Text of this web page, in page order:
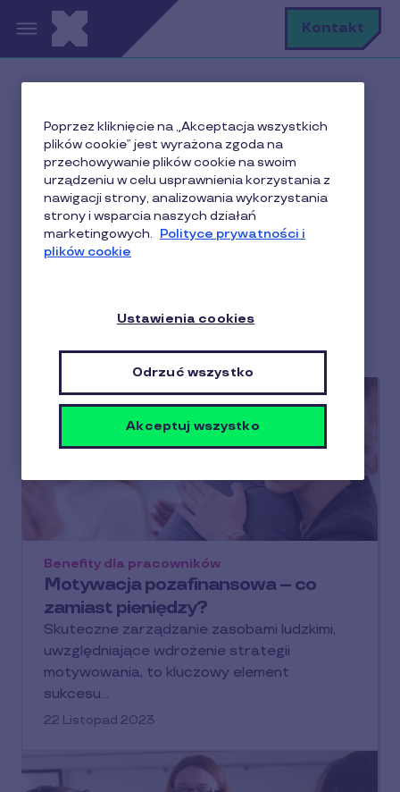
Przejdź do treści Kontakt
Baza wiedzy o
motywowaniu i
nagradzaniu w
biznesie
Motywacja pozafinansowa – co
zamiast pieniędzy?
Benefity dla pracowników
Skuteczne zarządzanie zasobami ludzkimi,
uwzględniające wdrożenie strategii
motywowania, to kluczowy element
sukcesu…
22 Listopad 2023
Poprzez kliknięcie na „Akceptacja wszystkich
plików cookie” jest wyrażona zgoda na
przechowywanie plików cookie na swoim
urządzeniu w celu usprawnienia korzystania z
nawigacji strony, analizowania wykorzystania
strony i wsparcia naszych działań
marketingowych. Polityce prywatności i
plików cookie
Ustawienia cookies
Odrzuć wszystko
Akceptuj wszystko